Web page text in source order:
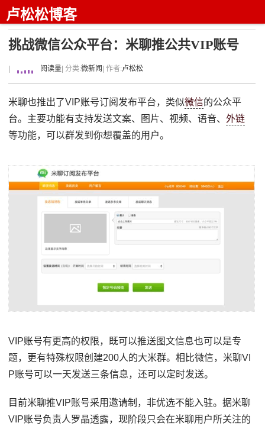
卢松松博客
挑战微信公众平台：米聊推公共VIP账号
阅读量 | 分类:微新闻 | 作者:卢松松
米聊也推出了VIP账号订阅发布平台，类似微信的公众平
台。主要功能有支持发送文案、图片、视频、语音、外链
等功能，可以群发到你想覆盖的用户。
VIP账号有更高的权限，既可以推送图文信息也可以是专
题，更有特殊权限创建200人的大米群。相比微信，米聊VI
P账号可以一天发送三条信息，还可以定时发送。
目前米聊推VIP账号采用邀请制，非优选不能入驻。据米聊
VIP账号负责人罗晶透露，现阶段只会在米聊用户所关注的